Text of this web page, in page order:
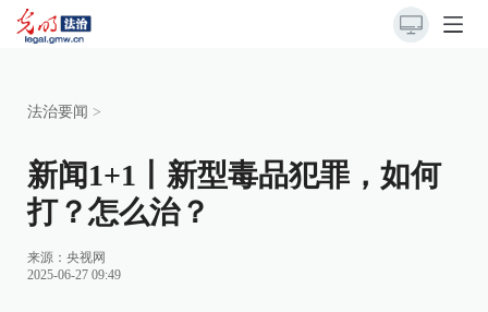
法治要闻 >
新闻1+1丨新型毒品犯罪，如何
打？怎么治？
来源： 央视网
2025-06-27 09:49